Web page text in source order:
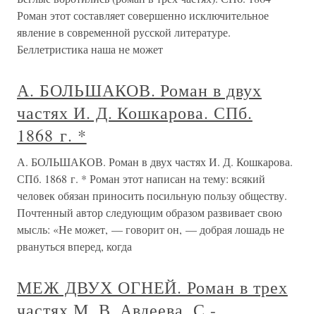
Роман этот составляет совершенно исключительное
явление в современной русской литературе.
Беллетристика наша не может
А. БОЛЬШАКОВ. Роман в двух
частях И. Д. Кошкарова. СПб.
1868 г. *
А. БОЛЬШАКОВ. Роман в двух частях И. Д. Кошкарова.
СПб. 1868 г. * Роман этот написан на тему: всякий
человек обязан приносить посильную пользу обществу.
Почтенный автор следующим образом развивает свою
мысль: «Не может, — говорит он, — добрая лошадь не
рвануться вперед, когда
МЕЖ ДВУХ ОГНЕЙ. Роман в трех